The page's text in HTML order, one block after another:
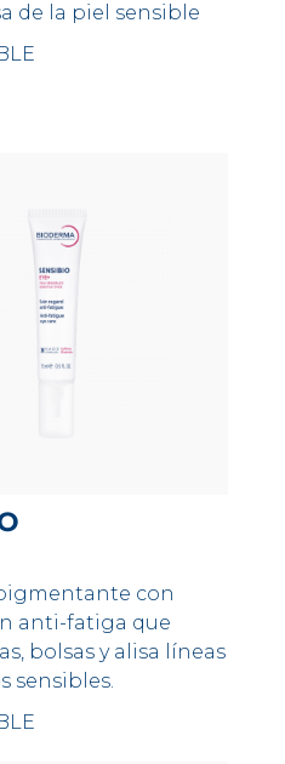
de la piel sensible
con
anti-fatiga que
bolsas y alisa líneas
sensibles.